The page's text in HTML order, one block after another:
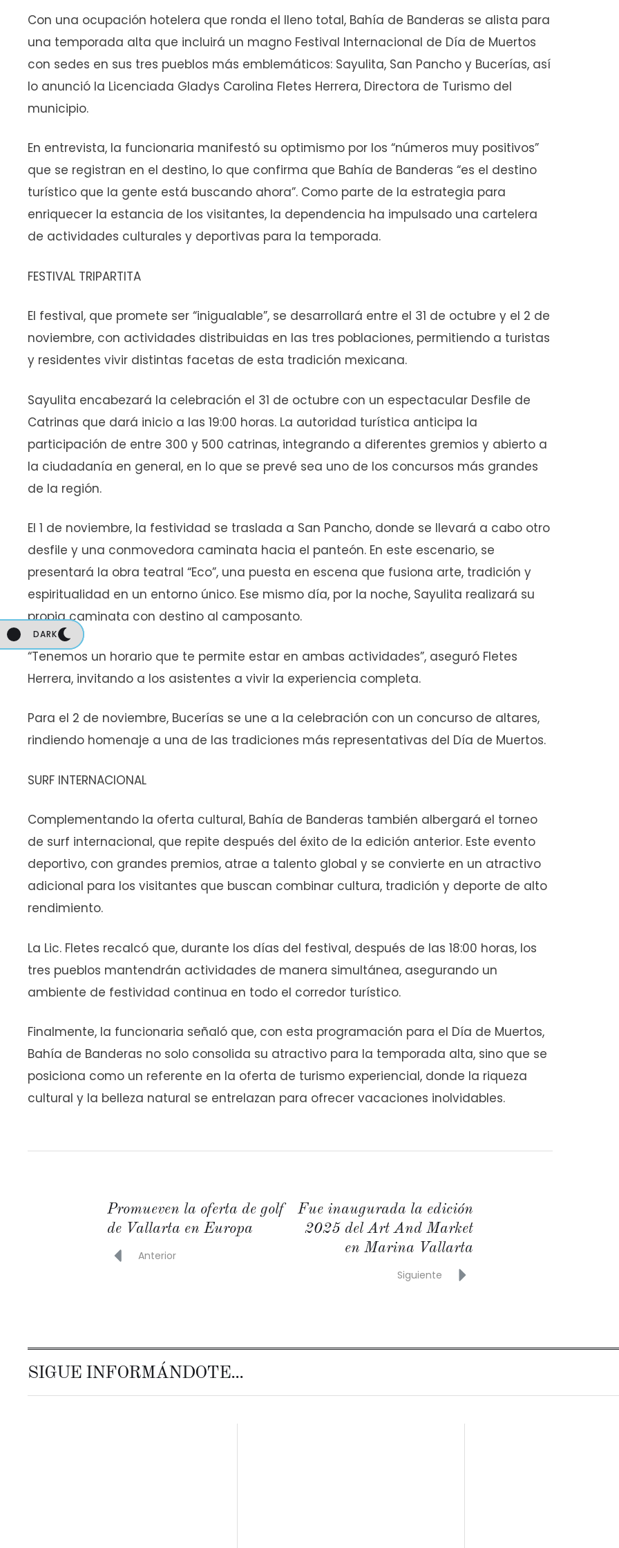
DARK
DARK
Con una ocupación hotelera que ronda el lleno total, Bahía de Banderas se alista para
una temporada alta que incluirá un magno Festival Internacional de Día de Muertos
con sedes en sus tres pueblos más emblemáticos: Sayulita, San Pancho y Bucerías, así
lo anunció la Licenciada Gladys Carolina Fletes Herrera, Directora de Turismo del
municipio.
En entrevista, la funcionaria manifestó su optimismo por los “números muy positivos”
que se registran en el destino, lo que confirma que Bahía de Banderas “es el destino
turístico que la gente está buscando ahora”. Como parte de la estrategia para
enriquecer la estancia de los visitantes, la dependencia ha impulsado una cartelera
de actividades culturales y deportivas para la temporada.
FESTIVAL TRIPARTITA
El festival, que promete ser “inigualable”, se desarrollará entre el 31 de octubre y el 2 de
noviembre, con actividades distribuidas en las tres poblaciones, permitiendo a turistas
y residentes vivir distintas facetas de esta tradición mexicana.
Sayulita encabezará la celebración el 31 de octubre con un espectacular Desfile de
Catrinas que dará inicio a las 19:00 horas. La autoridad turística anticipa la
participación de entre 300 y 500 catrinas, integrando a diferentes gremios y abierto a
la ciudadanía en general, en lo que se prevé sea uno de los concursos más grandes
de la región.
El 1 de noviembre, la festividad se traslada a San Pancho, donde se llevará a cabo otro
desfile y una conmovedora caminata hacia el panteón. En este escenario, se
presentará la obra teatral “Eco”, una puesta en escena que fusiona arte, tradición y
espiritualidad en un entorno único. Ese mismo día, por la noche, Sayulita realizará su
propia caminata con destino al camposanto.
“Tenemos un horario que te permite estar en ambas actividades”, aseguró Fletes
Herrera, invitando a los asistentes a vivir la experiencia completa.
Para el 2 de noviembre, Bucerías se une a la celebración con un concurso de altares,
rindiendo homenaje a una de las tradiciones más representativas del Día de Muertos.
SURF INTERNACIONAL
Complementando la oferta cultural, Bahía de Banderas también albergará el torneo
de surf internacional, que repite después del éxito de la edición anterior. Este evento
deportivo, con grandes premios, atrae a talento global y se convierte en un atractivo
adicional para los visitantes que buscan combinar cultura, tradición y deporte de alto
rendimiento.
La Lic. Fletes recalcó que, durante los días del festival, después de las 18:00 horas, los
tres pueblos mantendrán actividades de manera simultánea, asegurando un
ambiente de festividad continua en todo el corredor turístico.
Finalmente, la funcionaria señaló que, con esta programación para el Día de Muertos,
Bahía de Banderas no solo consolida su atractivo para la temporada alta, sino que se
posiciona como un referente en la oferta de turismo experiencial, donde la riqueza
cultural y la belleza natural se entrelazan para ofrecer vacaciones inolvidables.
Promueven la oferta de golf
de Vallarta en Europa
Anterior
Fue inaugurada la edición
2025 del Art And Market
en Marina Vallarta
Siguiente
SIGUE INFORMÁNDOTE...